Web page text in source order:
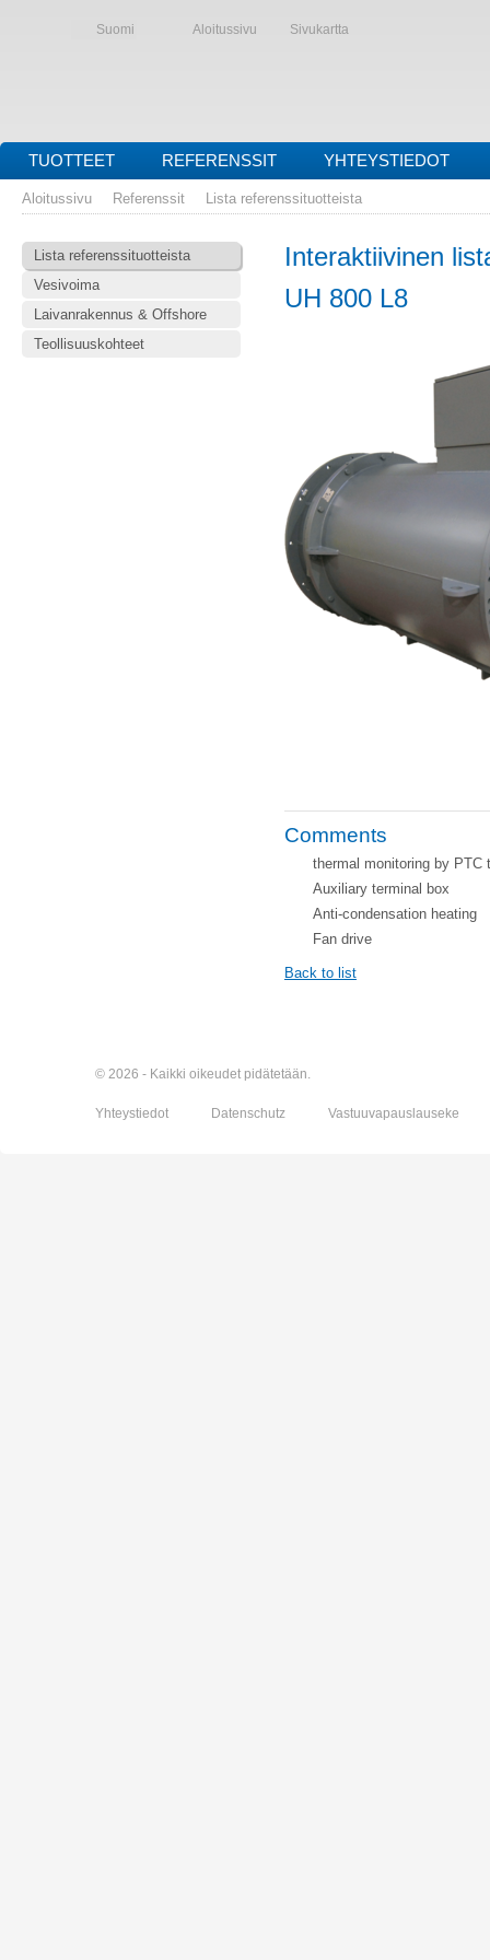
Suomi Aloitussivu Sivukartta
TUOTTEET REFERENSSIT YHTEYSTIEDOT
Aloitussivu Referenssit Lista referenssituotteista
Lista referenssituotteista
Vesivoima
Laivanrakennus & Offshore
Teollisuuskohteet
Interaktiivinen
UH 800 L8
Comments
thermal monitoring by PTC
Auxiliary terminal box
Anti-condensation heating
Fan drive
Back to list
© 2026 - Kaikki oikeudet pidätetään.
Yhteystiedot Datenschutz Vastuuvapauslauseke